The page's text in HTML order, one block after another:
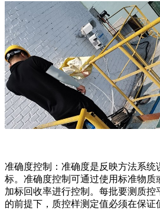
准确度控制：准确度是反映方法系统
标。准确度控制可通过使用标准物质
加标回收率进行控制。每批要测质控
的前提下，质控样测定值必须在保证